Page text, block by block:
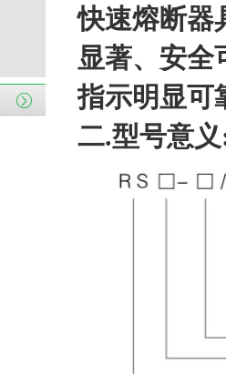
快速熔断器
显著、安全
指示明显可
二.型号意